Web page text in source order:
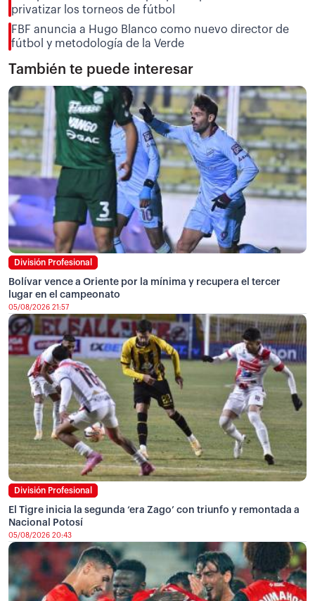
privatizar los torneos de fútbol
FBF anuncia a Hugo Blanco como nuevo director de
fútbol y metodología de la Verde
También te puede interesar
División Profesional
Bolívar vence a Oriente por la mínima y recupera el tercer
lugar en el campeonato
05/08/2026 21:57
División Profesional
El Tigre inicia la segunda ‘era Zago’ con triunfo y remontada a
Nacional Potosí
05/08/2026 20:43